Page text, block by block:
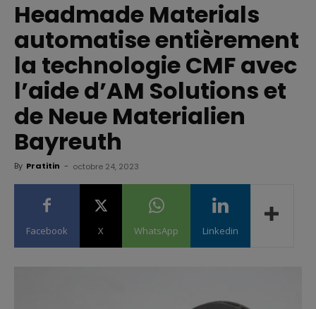
Headmade Materials
automatise entièrement
la technologie CMF avec
l’aide d’AM Solutions et
de Neue Materialien
Bayreuth
By Pratitin - octobre 24, 2023
Facebook X WhatsApp Linkedin